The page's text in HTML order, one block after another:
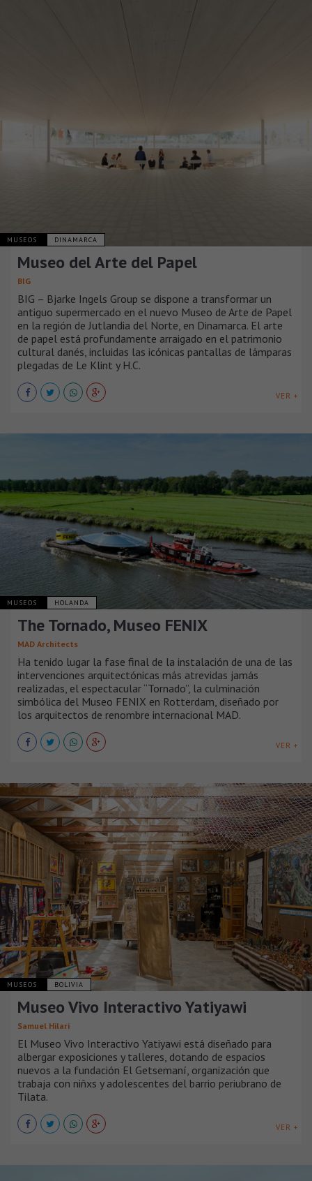
MUSEOS DINAMARCA
Museo del Arte del Papel
BIG
BIG – Bjarke Ingels Group se dispone a transformar un
antiguo supermercado en el nuevo Museo de Arte de Papel
en la región de Jutlandia del Norte, en Dinamarca. El arte
de papel está profundamente arraigado en el patrimonio
cultural danés, incluidas las icónicas pantallas de lámparas
plegadas de Le Klint y H.C.
VER +
MUSEOS HOLANDA
The Tornado, Museo FENIX
MAD Architects
Ha tenido lugar la fase final de la instalación de una de las
intervenciones arquitectónicas más atrevidas jamás
realizadas, el espectacular “Tornado”, la culminación
simbólica del Museo FENIX en Rotterdam, diseñado por
los arquitectos de renombre internacional MAD.
VER +
MUSEOS BOLIVIA
Museo Vivo Interactivo Yatiyawi
Samuel Hilari
El Museo Vivo Interactivo Yatiyawi está diseñado para
albergar exposiciones y talleres, dotando de espacios
nuevos a la fundación El Getsemaní, organización que
trabaja con niñxs y adolescentes del barrio periubrano de
Tilata.
VER +